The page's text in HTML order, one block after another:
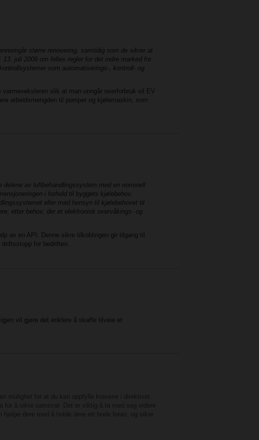
større renovering, samtidig som de sikrer at
juli 2009 om felles regler for det indre marked for
som automatiserings-, kontroll- og
slik at man unngår overforbruk vil EV
arbeidsmengden til pumper og kjølemaskin, som
av luftbehandlingssystem med en nominell
i forhold til byggets kjølebehov.
eller med hensyn til kjølebehovet til
etter behov, der et elektronisk overvåkings- og
av en API. Denne sikre tilkoblingen gir tilgang til
for bedriften.
vil gjøre det enklere å skaffe tilveie et
mulighet for at du kan oppfylle kravene i direktivet.
å sikre samsvar. Det er viktig å ta med seg videre
dere med å holde dere ett hode foran, og sikre